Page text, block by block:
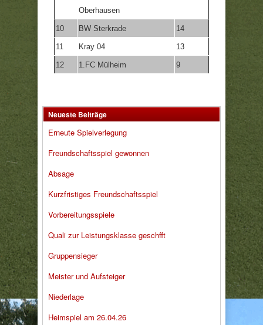
Oberhausen
10 BW Sterkrade 14
11 Kray 04 13
12 1.FC Mülheim 9
Neueste Beiträge
Erneute Spielverlegung
Freundschaftsspiel gewonnen
Absage
Kurzfristiges Freundschaftsspiel
Vorbereitungsspiele
Quali zur Leistungsklasse geschfft
Gruppensieger
Meister und Aufsteiger
Niederlage
Heimspiel am 26.04.26